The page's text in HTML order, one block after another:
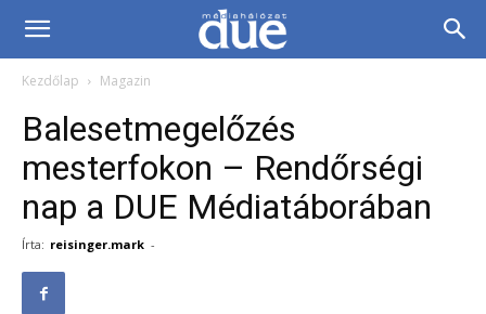
DUE
Médiahálózat…
Kezdőlap Magazin
Balesetmegelőzés
mesterfokon – Rendőrségi
nap a DUE Médiatáborában
Írta: reisinger.mark -